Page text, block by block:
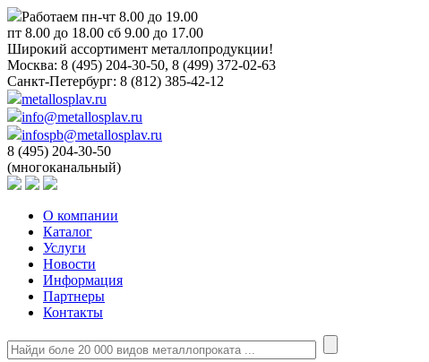
Работаем пн-чт 8.00 до 19.00
пт 8.00 до 18.00 сб 9.00 до 17.00
Широкий ассортимент металлопродукции!
Москва: 8 (495) 204-30-50, 8 (499) 372-02-63
Санкт-Петербург: 8 (812) 385-42-12
metallosplav.ru
info@metallosplav.ru
infospb@metallosplav.ru
8 (495) 204-30-50
(многоканальный)
О компании
Каталог
Услуги
Новости
Информация
Партнеры
Контакты